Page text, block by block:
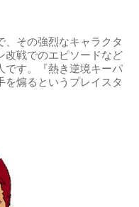
その強烈なキャラクタ
改戦でのエピソードなど
です。『熱き逆境キーパ
煽るというプレイスタ